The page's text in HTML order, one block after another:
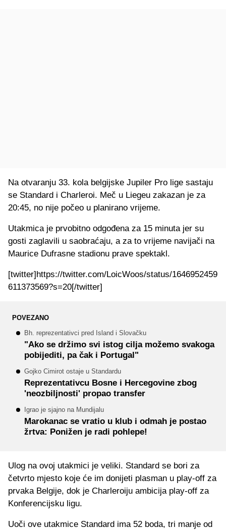
Na otvaranju 33. kola belgijske Jupiler Pro lige sastaju
se Standard i Charleroi. Meč u Liegeu zakazan je za
20:45, no nije počeo u planirano vrijeme.
Utakmica je prvobitno odgođena za 15 minuta jer su
gosti zaglavili u saobraćaju, a za to vrijeme navijači na
Maurice Dufrasne stadionu prave spektakl.
[twitter]https://twitter.com/LoicWoos/status/1646952459
611373569?s=20[/twitter]
POVEZANO
Bh. reprezentativci pred Island i Slovačku
"Ako se držimo svi istog cilja možemo svakoga
pobijediti, pa čak i Portugal"
Gojko Cimirot ostaje u Standardu
Reprezentativcu Bosne i Hercegovine zbog
'neozbiljnosti' propao transfer
Igrao je sjajno na Mundijalu
Marokanac se vratio u klub i odmah je postao
žrtva: Ponižen je radi pohlepe!
Ulog na ovoj utakmici je veliki. Standard se bori za
četvrto mjesto koje će im donijeti plasman u play-off za
prvaka Belgije, dok je Charleroiju ambicija play-off za
Konferencijsku ligu.
Uoči ove utakmice Standard ima 52 boda, tri manje od